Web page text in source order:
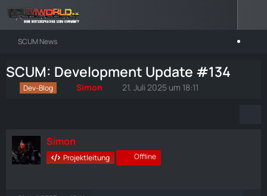
SCUM News
SCUM: Development Update #134
Dev-Blog Simon 21. Juli 2025 um 18:11
Simon
Projektleitung Offline